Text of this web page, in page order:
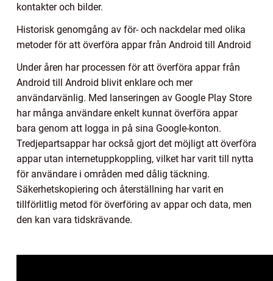
kontakter och bilder.
Historisk genomgång av för- och nackdelar med olika
metoder för att överföra appar från Android till Android
Under åren har processen för att överföra appar från
Android till Android blivit enklare och mer
användarvänlig. Med lanseringen av Google Play Store
har många användare enkelt kunnat överföra appar
bara genom att logga in på sina Google-konton.
Tredjepartsappar har också gjort det möjligt att överföra
appar utan internetuppkoppling, vilket har varit till nytta
för användare i områden med dålig täckning.
Säkerhetskopiering och återställning har varit en
tillförlitlig metod för överföring av appar och data, men
den kan vara tidskrävande.